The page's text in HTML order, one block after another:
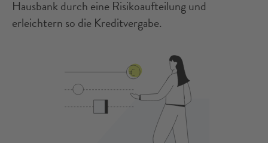
Hausbank durch eine Risikoaufteilung und
erleichtern so die Kreditvergabe.